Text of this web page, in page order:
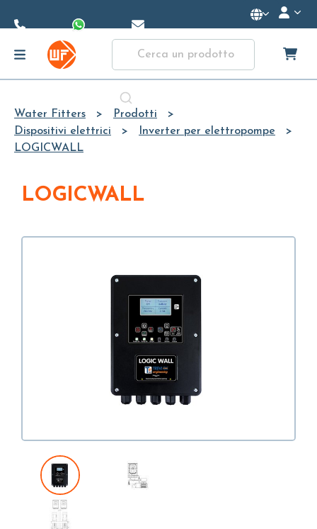
Content
Water Fitters
Prodotti
Dispositivi elettrici
Inverter per elettropompe
LOGICWALL
LOGICWALL